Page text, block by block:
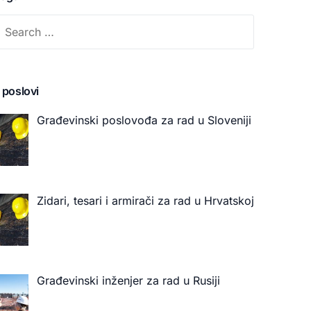
poslovi
Građevinski poslovođa za rad u Sloveniji
Zidari, tesari i armirači za rad u Hrvatskoj
Građevinski inženjer za rad u Rusiji